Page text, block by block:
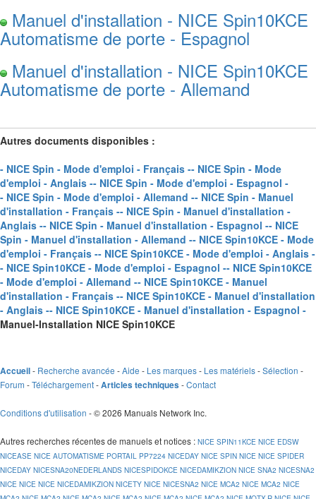
Manuel d'installation - NICE Spin10KCE
Automatisme de porte - Espagnol
Manuel d'installation - NICE Spin10KCE
Automatisme de porte - Allemand
Autres documents disponibles :
- NICE Spin - Mode d'emploi - Français -- NICE Spin - Mode
d'emploi - Anglais -- NICE Spin - Mode d'emploi - Espagnol -
- NICE Spin - Mode d'emploi - Allemand -- NICE Spin - Manuel
d'installation - Français -- NICE Spin - Manuel d'installation -
Anglais -- NICE Spin - Manuel d'installation - Espagnol -- NICE
Spin - Manuel d'installation - Allemand -- NICE Spin10KCE - Mode
d'emploi - Français -- NICE Spin10KCE - Mode d'emploi - Anglais -
- NICE Spin10KCE - Mode d'emploi - Espagnol -- NICE Spin10KCE
- Mode d'emploi - Allemand -- NICE Spin10KCE - Manuel
d'installation - Français -- NICE Spin10KCE - Manuel d'installation
- Anglais -- NICE Spin10KCE - Manuel d'installation - Espagnol -
Manuel-Installation NICE Spin10KCE
Accueil- Recherche avancée -Aide - Les marques- Les matériels-Sélection -
Forum -Téléchargement-Articles techniques -Contact
Conditions d'utilisation - © 2026 Manuals Network Inc.
Autres recherches récentes de manuels et notices : NICE SPIN11KCE NICE EDSW
NICEASE NICE AUTOMATISME PORTAIL PP7224 NICEDAY NICE SPIN NICE NICE SPIDER
NICEDAY NICESNA20NEDERLANDS NICESPIDOKCE NICEDAMIKZION NICE SNA2 NICESNA2
NICE NICE NICE NICEDAMIKZION NICETY NICE NICESNA2 NICE MCA2 NICE MCA2 NICE